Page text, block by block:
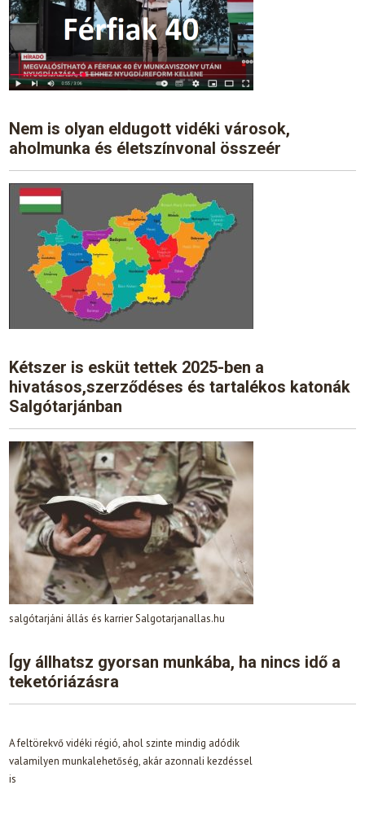
Nem is olyan eldugott vidéki városok,
aholmunka és életszínvonal összeér
Kétszer is esküt tettek 2025-ben a
hivatásos,szerződéses és tartalékos katonák
Salgótarjánban
salgótarjáni állás és karrier Salgotarjanallas.hu
Így állhatsz gyorsan munkába, ha nincs idő a
teketóriázásra
A feltörekvő vidéki régió, ahol szinte mindig adódik
valamilyen munkalehetőség, akár azonnali kezdéssel
is